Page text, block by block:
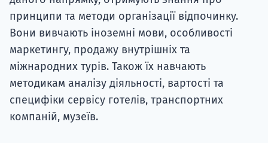
принципи та методи організації відпочинку.
Вони вивчають іноземні мови, особливості
маркетингу, продажу внутрішніх та
міжнародних турів. Також їх навчають
методикам аналізу діяльності, вартості та
специфіки сервісу готелів, транспортних
компаній, музеїв.